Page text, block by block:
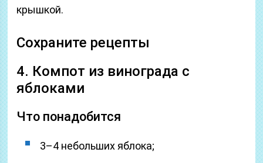
крышкой.
Сохраните рецепты
4. Компот из винограда с
яблоками
Что понадобится
3–4 небольших яблока;